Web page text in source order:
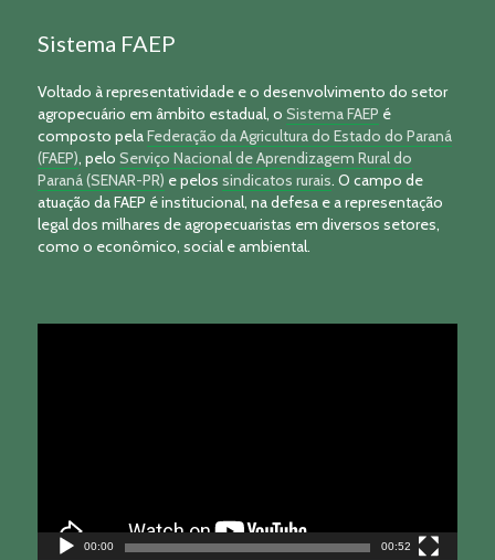
Sistema FAEP
Voltado à representatividade e o desenvolvimento do setor
agropecuário em âmbito estadual, o Sistema FAEP é
composto pelaFederação da Agricultura do Estado do Paraná
(FAEP), pelo Serviço Nacional de Aprendizagem Rural do
Paraná (SENAR-PR) e pelos sindicatos rurais. O campo de
atuação da FAEP é institucional, na defesa e a representação
legal dos milhares de agropecuaristas em diversos setores,
como o econômico, social e ambiental.
00:00 00:52